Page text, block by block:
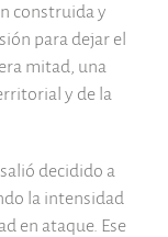
construida y
para dejar el
mitad, una
y de la
decidido a
la intensidad
en ataque. Ese